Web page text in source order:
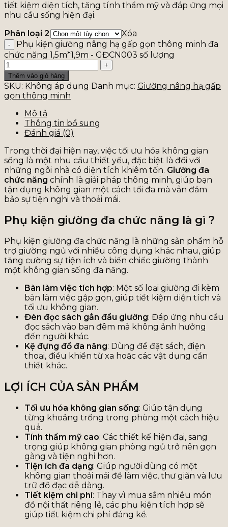
tiết kiệm diện tích, tăng tính thẩm mỹ và đáp ứng mọi
nhu cầu sống hiện đại.
Phân loại 2
Xóa
Phụ kiện giường nâng hạ gấp gọn thông minh đa
chức năng 1,5m*1,9m - GĐCN003 số lượng
Thêm vào giỏ hàng
SKU: Không áp dụng Danh mục: Giường nâng hạ gấp
gọn thông minh
Mô tả
Thông tin bổ sung
Đánh giá (0)
Trong thời đại hiện nay, việc tối ưu hóa không gian
sống là một nhu cầu thiết yếu, đặc biệt là đối với
những ngôi nhà có diện tích khiêm tốn. Giường đa
chức năng chính là giải pháp thông minh, giúp bạn
tận dụng không gian một cách tối đa mà vẫn đảm
bảo sự tiện nghi và thoải mái.
Phụ kiện giường đa chức năng là gì ?
Phụ kiện giường đa chức năng là những sản phẩm hỗ
trợ giường ngủ với nhiều công dụng khác nhau, giúp
tăng cường sự tiện ích và biến chiếc giường thành
một không gian sống đa năng.
Bàn làm việc tích hợp: Một số loại giường đi kèm
bàn làm việc gập gọn, giúp tiết kiệm diện tích và
tối ưu không gian.
Đèn đọc sách gắn đầu giường: Đáp ứng nhu cầu
đọc sách vào ban đêm mà không ảnh hưởng
đến người khác.
Kệ đựng đồ đa năng: Dùng để đặt sách, điện
thoại, điều khiển từ xa hoặc các vật dụng cần
thiết khác.
LỢI ÍCH CỦA SẢN PHẨM
Tối ưu hóa không gian sống: Giúp tận dụng
từng khoảng trống trong phòng một cách hiệu
quả.
Tính thẩm mỹ cao: Các thiết kế hiện đại, sang
trọng giúp không gian phòng ngủ trở nên gọn
gàng và tiện nghi hơn.
Tiện ích đa dạng: Giúp người dùng có một
không gian thoải mái để làm việc, thư giãn và lưu
trữ đồ đạc dễ dàng.
Tiết kiệm chi phí: Thay vì mua sắm nhiều món
đồ nội thất riêng lẻ, các phụ kiện tích hợp sẽ
giúp tiết kiệm chi phí đáng kể.